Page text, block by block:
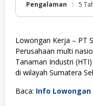
Pengalaman : 5
Lowongan Kerja – PT
Perusahaan multi
Tanaman Industri
di wilayah Sumatera
Baca: Info